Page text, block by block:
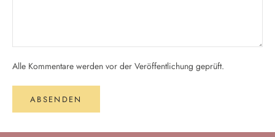
Alle Kommentare werden vor der Veröffentlichung geprüft.
ABSENDEN